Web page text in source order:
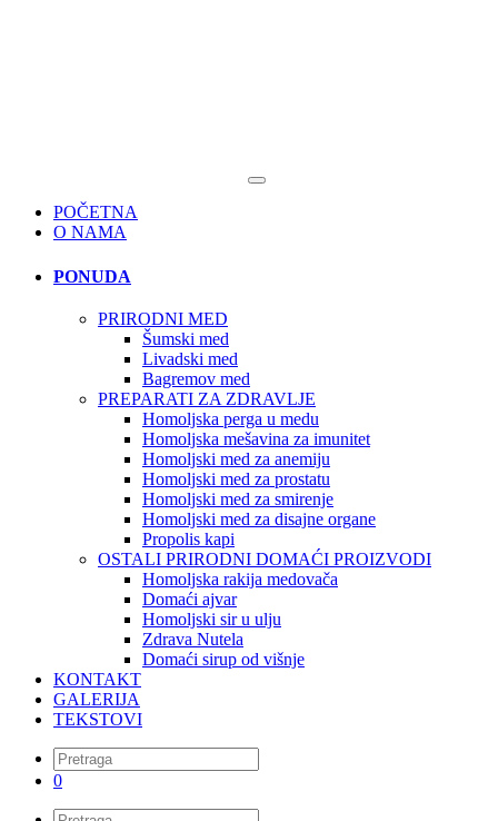
POČETNA
O NAMA
PONUDA
PRIRODNI MED
Šumski med
Livadski med
Bagremov med
PREPARATI ZA ZDRAVLJE
Homoljska perga u medu
Homoljska mešavina za imunitet
Homoljski med za anemiju
Homoljski med za prostatu
Homoljski med za smirenje
Homoljski med za disajne organe
Propolis kapi
OSTALI PRIRODNI DOMAĆI PROIZVODI
Homoljska rakija medovača
Domaći ajvar
Homoljski sir u ulju
Zdrava Nutela
Domaći sirup od višnje
KONTAKT
GALERIJA
TEKSTOVI
0